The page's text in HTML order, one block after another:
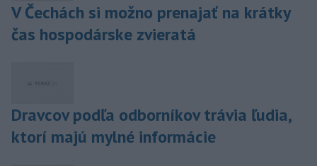
V Čechách si možno prenajať na krátky
čas hospodárske zvieratá
Dravcov podľa odborníkov trávia ľudia,
ktorí majú mylné informácie